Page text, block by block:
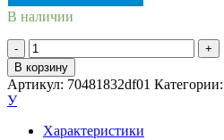
В наличии
Количество
товара
iPhone
Green
В корзину
Артикул: 70481832df01 Категории:
У
Характеристики